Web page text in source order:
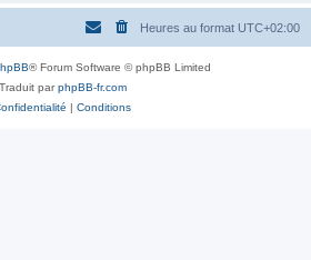
e
Heures au format UTC+02:00
® Forum Software © phpBB Limited
Traduit parphpBB-fr.com
| Conditions